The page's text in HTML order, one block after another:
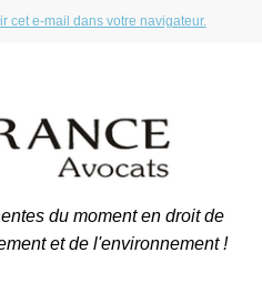
cet e-mail dans votre navigateur.
du moment en droit de
et de l'environnement !